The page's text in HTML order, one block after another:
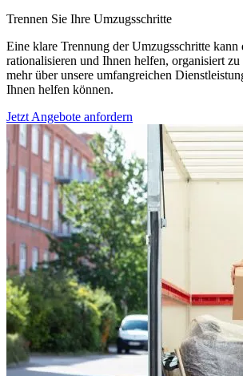
Trennen Sie Ihre Umzugsschritte
Eine klare Trennung der Umzugsschritte kann
rationalisieren und Ihnen helfen, organisiert
mehr über unsere umfangreichen
Ihnen helfen können.
Jetzt Angebote anfordern